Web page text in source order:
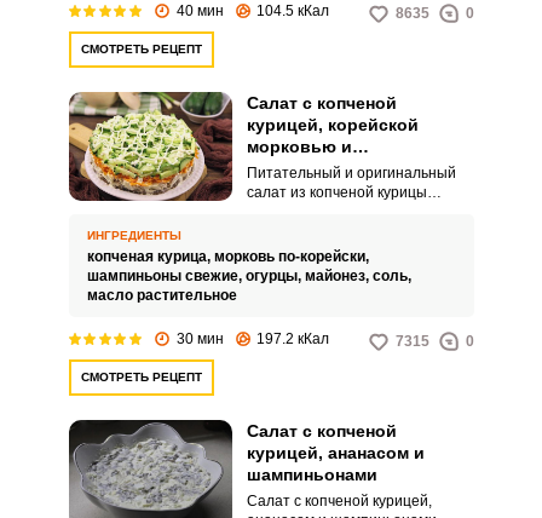
40 мин 104.5 кКал 8635 0
СМОТРЕТЬ РЕЦЕПТ
Салат с копченой
курицей, корейской
морковью и
шампиньонами
Питательный и оригинальный
салат из копченой курицы
моркови. Блюдо порадует своей
пикантностью и ароматом.
ИНГРЕДИЕНТЫ
копченая курица, морковь по-корейски,
шампиньоны свежие, огурцы, майонез, соль,
масло растительное
30 мин 197.2 кКал 7315 0
СМОТРЕТЬ РЕЦЕПТ
Салат с копченой
курицей, ананасом и
шампиньонами
Салат с копченой курицей,
ВХОД НА САЙТ РЕГИСТРАЦИЯ
с помощью социальных сетей:
или